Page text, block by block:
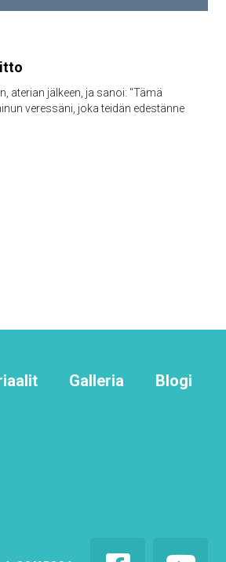
aterian jälkeen, ja sanoi: "Tämä
veressäni, joka teidän edestänne
Galleria Blogi